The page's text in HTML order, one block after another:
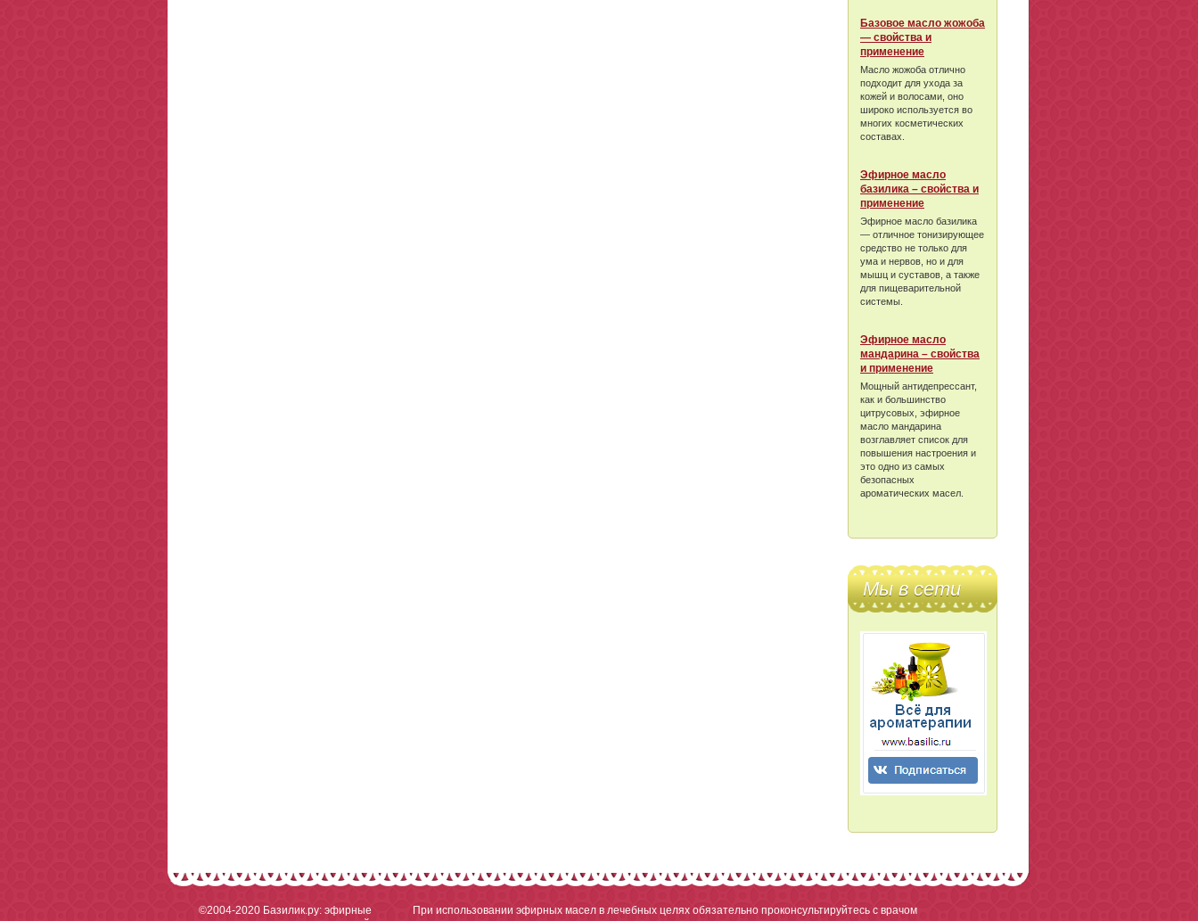
Базовое масло жожоба
— свойства и
применение
Масло жожоба отлично
подходит для ухода за
кожей и волосами, оно
широко используется во
многих косметических
составах.
Эфирное масло
базилика – свойства и
применение
Эфирное масло базилика
— отличное тонизирующее
средство не только для
ума и нервов, но и для
мышц и суставов, а также
для пищеварительной
системы.
Эфирное масло
мандарина – свойства
и применение
Мощный антидепрессант,
как и большинство
цитрусовых, эфирное
масло мандарина
возглавляет список для
повышения настроения и
это одно из самых
безопасных
ароматических масел.
Мы в сети
©2004-2020 Базилик.ру: эфирные
При использовании эфирных масел в лечебных целях обязательно проконсультируйтесь с врачом